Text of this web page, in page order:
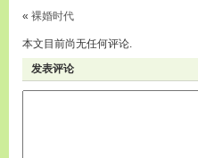
« 裸婚时代
本文目前尚无任何评论.
发表评论